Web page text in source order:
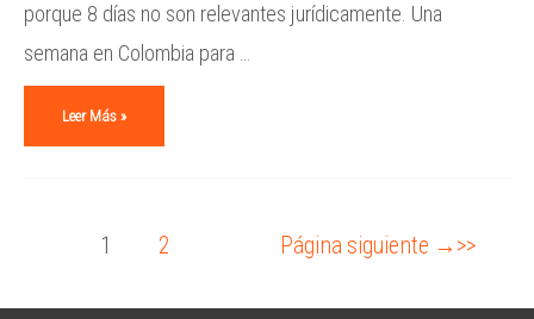
porque 8 días no son relevantes jurídicamente. Una
semana en Colombia para …
Leer Más »
1 2 Página siguiente →